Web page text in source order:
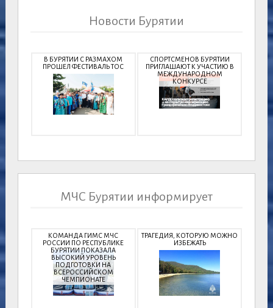
Новости Бурятии
В БУРЯТИИ С РАЗМАХОМ
ПРОШЕЛ ФЕСТИВАЛЬ ТОС
СПОРТСМЕНОВ БУРЯТИИ
ПРИГЛАШАЮТ К УЧАСТИЮ В
МЕЖДУНАРОДНОМ
КОНКУРСЕ
МЧС Бурятии информирует
КОМАНДА ГИМС МЧС
РОССИИ ПО РЕСПУБЛИКЕ
БУРЯТИИ ПОКАЗАЛА
ВЫСОКИЙ УРОВЕНЬ
ПОДГОТОВКИ НА
ВСЕРОССИЙСКОМ
ЧЕМПИОНАТЕ
ТРАГЕДИЯ, КОТОРУЮ МОЖНО
ИЗБЕЖАТЬ